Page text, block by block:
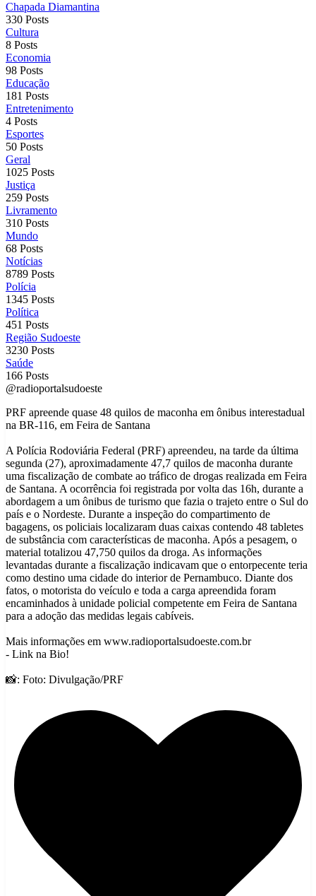
Chapada Diamantina
330 Posts
Cultura
8 Posts
Economia
98 Posts
Educação
181 Posts
Entretenimento
4 Posts
Esportes
50 Posts
Geral
1025 Posts
Justiça
259 Posts
Livramento
310 Posts
Mundo
68 Posts
Notícias
8789 Posts
Polícia
1345 Posts
Política
451 Posts
Região Sudoeste
3230 Posts
Saúde
166 Posts
@radioportalsudoeste
PRF apreende quase 48 quilos de maconha em ônibus interestadual
na BR-116, em Feira de Santana
A Polícia Rodoviária Federal (PRF) apreendeu, na tarde da última
segunda (27), aproximadamente 47,7 quilos de maconha durante
uma fiscalização de combate ao tráfico de drogas realizada em Feira
de Santana. A ocorrência foi registrada por volta das 16h, durante a
abordagem a um ônibus de turismo que fazia o trajeto entre o Sul do
país e o Nordeste. Durante a inspeção do compartimento de
bagagens, os policiais localizaram duas caixas contendo 48 tabletes
de substância com características de maconha. Após a pesagem, o
material totalizou 47,750 quilos da droga. As informações
levantadas durante a fiscalização indicavam que o entorpecente teria
como destino uma cidade do interior de Pernambuco. Diante dos
fatos, o motorista do veículo e toda a carga apreendida foram
encaminhados à unidade policial competente em Feira de Santana
para a adoção das medidas legais cabíveis.
Mais informações em www.radioportalsudoeste.com.br
- Link na Bio!
📸: Foto: Divulgação/PRF